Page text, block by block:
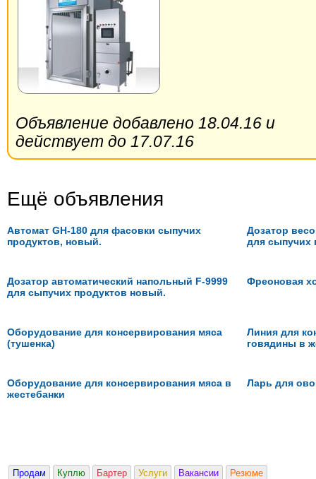
Объявление добавлено 18.04.16 и
действует до 17.07.16
Ещё объявления
Автомат GH-180 для фасовки сыпучих
продуктов, новый.
Дозатор
для сыпучих
Дозатор автоматический напольный F-9999
для сыпучих продуктов новый.
Фреоновая
Оборудование для консервирования мяса
(тушенка)
Линия для
говядины в
Оборудование для консервирования мяса в
жестебанки
Ларь для
Продам Куплю Бартер Услуги Вакансии Резюме